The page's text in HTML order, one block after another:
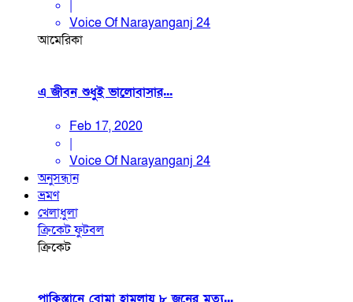
|
Voice Of Narayanganj 24
আমেরিকা
এ জীবন শুধুই ভালোবাসার...
Feb 17, 2020
|
Voice Of Narayanganj 24
অনুসন্ধান
ভ্রমণ
খেলাধুলা
ক্রিকেটফুটবল
ক্রিকেট